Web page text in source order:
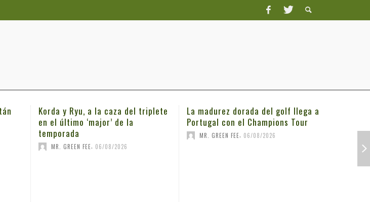
Korda y Ryu, a la caza del triplete
en el último ‘major’ de la
temporada
MR. GREEN FEE 06/08/2026
La madurez dorada del golf llega a
Portugal con el Champions Tour
MR. GREEN FEE 06/08/2026